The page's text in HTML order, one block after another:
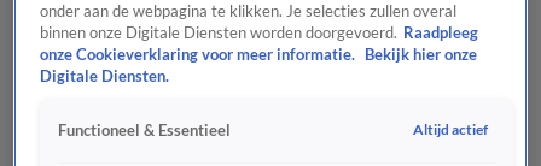
onder aan de webpagina te klikken. Je selecties zullen overal
binnen onze Digitale Diensten worden doorgevoerd. Raadpleeg
onze Cookieverklaring voor meer informatie.
Bekijk hier onze
Digitale Diensten.
Functioneel & Essentieel Altijd actief